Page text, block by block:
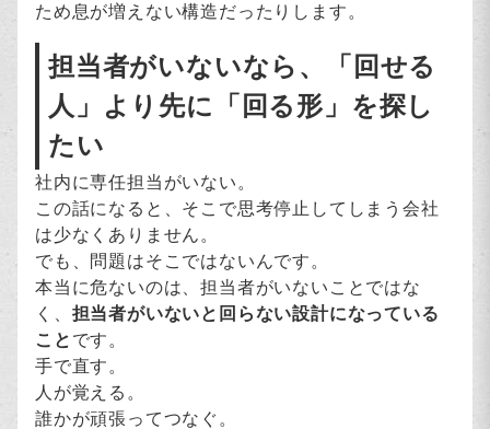
ため息が増えない構造だったりします。
担当者がいないなら、「回せる
人」より先に「回る形」を探し
たい
社内に専任担当がいない。
この話になると、そこで思考停止してしまう会社
は少なくありません。
でも、問題はそこではないんです。
本当に危ないのは、担当者がいないことではな
く、 担当者がいないと回らない設計になっている
こと です。
手で直す。
人が覚える。
誰かが頑張ってつなぐ。